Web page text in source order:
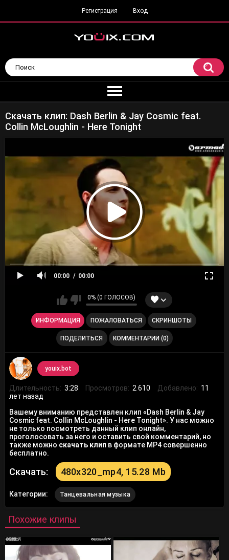
Регистрация Вход
Скачать клип: Dash Berlin & Jay Cosmic feat.
Collin McLoughlin - Here Tonight
00:00 00:00
0% (0 ГОЛОСОВ)
ИНФОРМАЦИЯ ПОЖАЛОВАТЬСЯ СКРИНШОТЫ
ПОДЕЛИТЬСЯ КОММЕНТАРИИ (0)
youix.bot
Длительность: 3:28 Просмотров: 2 610 Добавлено: 11
лет назад
Вашему вниманию представлен клип «Dash Berlin & Jay
Cosmic feat. Collin McLoughlin - Here Tonight». У нас можно
не только посмотреть данный клип онлайн,
проголосовать за него и оставить свой комментарий, но
также можно скачать клип в формате MP4 совершенно
бесплатно.
Скачать: 480x320_mp4, 15.28 Mb
Категории: Танцевальная музыка
Похожие клипы